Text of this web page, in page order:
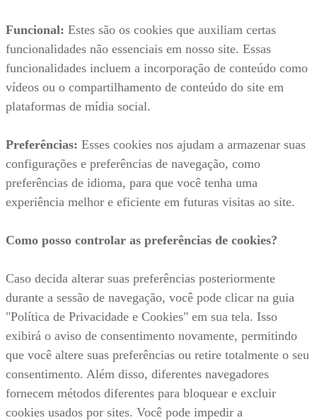
Funcional: Estes são os cookies que auxiliam certas
funcionalidades não essenciais em nosso site. Essas
funcionalidades incluem a incorporação de conteúdo como
vídeos ou o compartilhamento de conteúdo do site em
plataformas de mídia social.
Preferências: Esses cookies nos ajudam a armazenar suas
configurações e preferências de navegação, como
preferências de idioma, para que você tenha uma
experiência melhor e eficiente em futuras visitas ao site.
Como posso controlar as preferências de cookies?
Caso decida alterar suas preferências posteriormente
durante a sessão de navegação, você pode clicar na guia
"Política de Privacidade e Cookies" em sua tela. Isso
exibirá o aviso de consentimento novamente, permitindo
que você altere suas preferências ou retire totalmente o seu
consentimento. Além disso, diferentes navegadores
fornecem métodos diferentes para bloquear e excluir
cookies usados por sites. Você pode impedir a